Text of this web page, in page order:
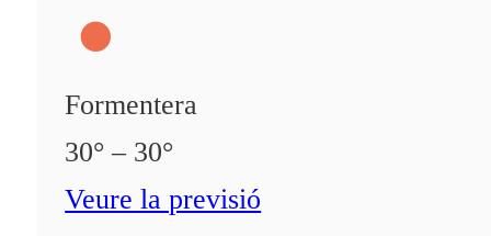
Formentera
30° – 30°
Veure la previsió